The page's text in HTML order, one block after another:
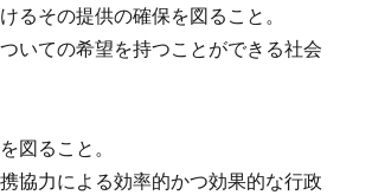
その提供の確保を図ること。
いての希望を持つことができる社会
図ること。
協力による効率的かつ効果的な行政